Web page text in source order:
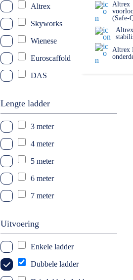
Altrex
(Safe-
Altrex
Altrex
Altrex
Skyworks
Wienese
Euroscaffold
DAS
Lengte ladder
3 meter
4 meter
5 meter
6 meter
7 meter
Uitvoering
Enkele ladder
Dubbele ladder